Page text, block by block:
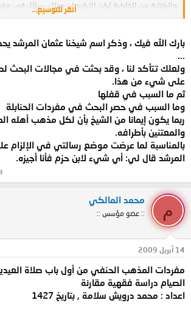
والكتابة من الذاكرة لكن الاكيد ان هناك رسائل في
أنقر للتوسيع...
بارك الله فيك ، وذكر اسم شيخنا عثمان المرشد
ولعلك تتأكد لنا ، وقد بحثت في مجالات البحث
على شيء من هذا.
ثم ما السبب في قفلها
وما السبب في حصر البحث في مفردات الحنابلة
ربما يكون إيمانا من الشيخ بأن لكل مذهب أهله
والمعتنين بأطرافه.
بالمناسبة لما عرضت موضع رسالتي في الإلزام
المرشد قال لي: أي شيء لابن حزم فأنا أجيزه.
م
محمد المالكي
:: عضو مؤسس ::
14 أبريل 2009
مفردات المذهب الحنفي من أول باب صلاة
الصيام دراسة فقهية مقارنة
اعداد : محمد درويش سلامة , بتاريخ 1427